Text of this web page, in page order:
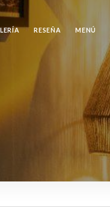
RESEÑA MENÚ